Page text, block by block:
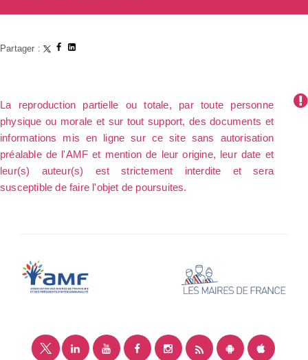
Partager :
La reproduction partielle ou totale, par toute personne
physique ou morale et sur tout support, des documents et
informations mis en ligne sur ce site sans autorisation
préalable de l'AMF et mention de leur origine, leur date et
leur(s) auteur(s) est strictement interdite et sera
susceptible de faire l'objet de poursuites.